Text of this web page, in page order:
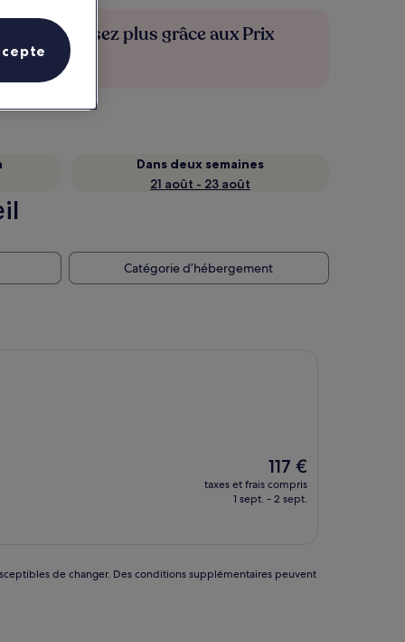
Économisez plus grâce aux Prix
membres
Dans deux semaines
21 août - 23 août
Catégorie d’hébergement
Le
nouveau
prix
117 €
taxes et frais compris
1 sept. - 2 sept.
de changer. Des conditions supplémentaires peuvent